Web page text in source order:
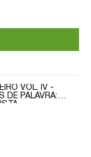
VOL. IV -
DE PALAVRA: